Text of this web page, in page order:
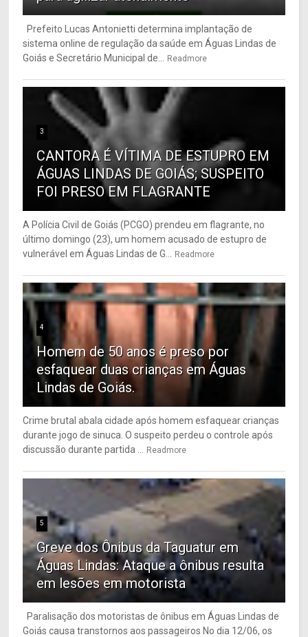
Prefeito Lucas Antonietti determina implantação de
sistema online de regulação da saúde em Águas Lindas de
Goiás e Secretário Municipal de...
Readmore
3
CANTORA É VÍTIMA DE ESTUPRO EM
ÁGUAS LINDAS DE GOIÁS; SUSPEITO
FOI PRESO EM FLAGRANTE
A Polícia Civil de Goiás (PCGO) prendeu em flagrante, no
último domingo (23), um homem acusado de estupro de
vulnerável em Águas Lindas de G...
Readmore
4
Homem de 50 anos é preso por
esfaquear duas crianças em Águas
Lindas de Goiás.
Crime brutal abala cidade após homem esfaquear crianças
durante jogo de sinuca. O suspeito perdeu o controle após
discussão durante partida ...
Readmore
5
Greve dos Ônibus da Taguatur em
Águas Lindas: Ataque a ônibus resulta
em lesões em motorista
Paralisação dos motoristas de ônibus em Águas Lindas de
Goiás causa transtornos aos passageiros No dia 12/06, os